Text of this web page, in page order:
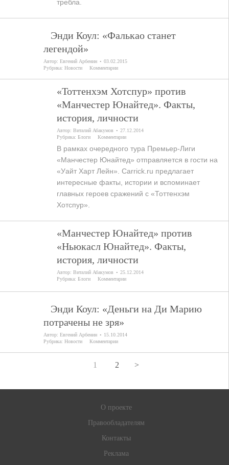
требла.
Энди Коул: «Фалькао станет
легендой»
Автор: Евгений Арбенин
03.02.2015
Рубрика: Новости Комментарии
«Тоттенхэм Хотспур» против
«Манчестер Юнайтед». Факты,
история, личности
Автор:Виталий Абакумов
27.12.2014
Рубрика:Блоги Комментарии
В рамках очередного тура Премьер-Лиги
«Манчестер Юнайтед» отправляется в гости на
«Уайт Харт Лейн». Carrick.ru предлагает
интересные факты, истории и вспоминает
главных героев сражений с «Тоттенхэм
Хотспур».
«Манчестер Юнайтед» против
«Ньюкасл Юнайтед». Факты,
история, личности
Автор:Виталий Абакумов
25.12.2014
Рубрика:Блоги Комментарии
Энди Коул: «Деньги на Ди Марию
потрачены не зря»
Автор: Евгений Арбенин
15.10.2014
Рубрика: Новости Комментарии
1 2 >
О проекте
Правообладателям
Контакты
Реклама